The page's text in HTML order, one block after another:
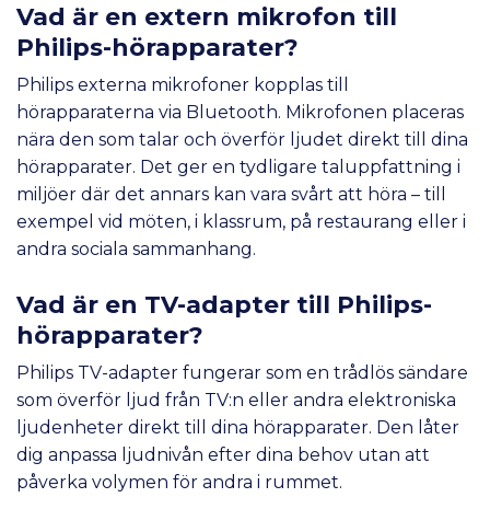
Vad är en extern mikrofon till
Philips-hörapparater?
Philips externa mikrofoner kopplas till
hörapparaterna via Bluetooth. Mikrofonen placeras
nära den som talar och överför ljudet direkt till dina
hörapparater. Det ger en tydligare taluppfattning i
miljöer där det annars kan vara svårt att höra – till
exempel vid möten, i klassrum, på restaurang eller i
andra sociala sammanhang.
Vad är en TV-adapter till Philips-
hörapparater?
Philips TV-adapter fungerar som en trådlös sändare
som överför ljud från TV:n eller andra elektroniska
ljudenheter direkt till dina hörapparater. Den låter
dig anpassa ljudnivån efter dina behov utan att
påverka volymen för andra i rummet.